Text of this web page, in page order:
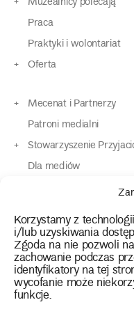
Korzystamy z
i/lub uzyskiwania
Zgoda na nie pozwoli
zachowanie podczas
identyfikatory na tej
wycofanie może
funkcje.
Praca
Praktyki i wolontariat
Oferta
Mecenat i Partnerzy
Patroni medialni
Stowarzyszenie
Dla mediów
Dla osób o
Kontakt
instagram
twitterfacebook
Polityka prywatności